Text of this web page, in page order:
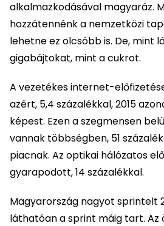
alkalmazkodásával magyaráz.
hozzátennénk a nemzetközi
lehetne ez olcsóbb is. De, mint
gigabájtokat, mint a cukrot.
A vezetékes internet-
azért, 5,4 százalékkal, 2015
képest. Ezen a szegmensen
vannak többségben, 51
piacnak. Az optikai hálózatos
gyarapodott, 14 százalékkal.
Magyarország nagyot sprintelt
láthatóan a sprint máig tart. Az